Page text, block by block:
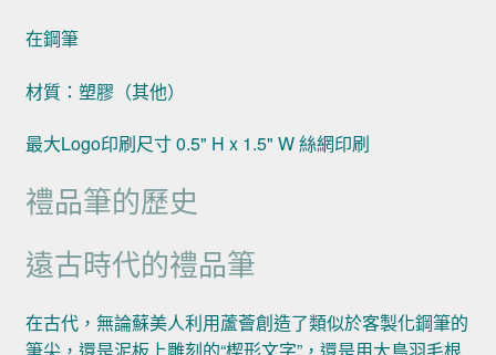
在鋼筆
材質：塑膠（其他）
最大Logo印刷尺寸 0.5" H x 1.5" W 絲網印刷
禮品筆的歷史
遠古時代的禮品筆
在古代，無論蘇美人利用蘆薈創造了類似於客製化鋼筆的
筆尖，還是泥板上雕刻的“楔形文字”，還是用大鳥羽毛根